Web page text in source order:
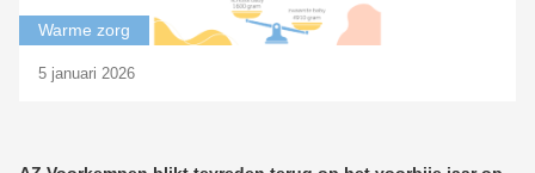
Warme zorg
5 januari 2026